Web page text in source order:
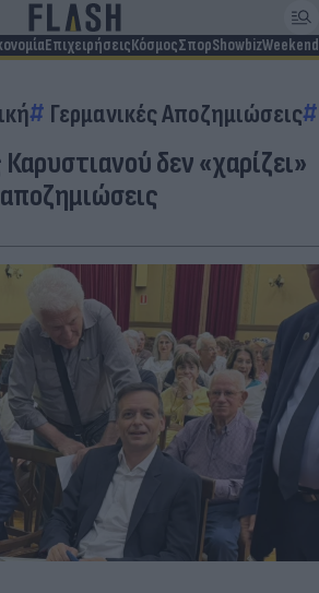
ΕπιχειρήσειςΚόσμοςΣπορShowbizWeekend
Γερμανικές Αποζημιώσεις
δεν «χαρίζει»